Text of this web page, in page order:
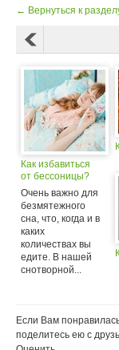
← Вернуться к
Как избавиться
от бессоницы?
Очень важно для
безмятежного
сна, что, когда и в
каких
количествах вы
едите. В нашей
снотворной...
Если Вам
поделитесь ею с